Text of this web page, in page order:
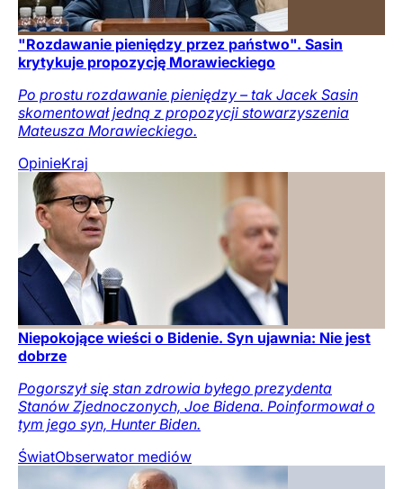
"Rozdawanie pieniędzy przez państwo". Sasin
krytykuje propozycję Morawieckiego
Po prostu rozdawanie pieniędzy – tak Jacek Sasin
skomentował jedną z propozycji stowarzyszenia
Mateusza Morawieckiego.
OpinieKraj
Niepokojące wieści o Bidenie. Syn ujawnia: Nie jest
dobrze
Pogorszył się stan zdrowia byłego prezydenta
Stanów Zjednoczonych, Joe Bidena. Poinformował o
tym jego syn, Hunter Biden.
ŚwiatObserwator mediów